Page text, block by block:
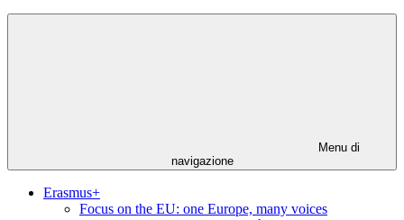
Menu di
navigazione
Erasmus+
Focus on the EU: one Europe, many voices